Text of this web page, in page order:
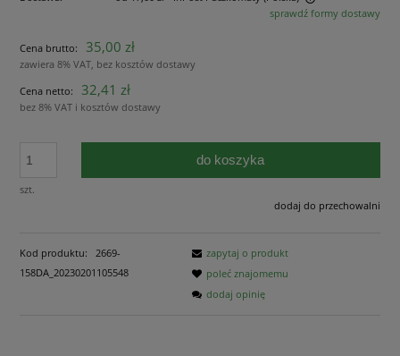
Cena nie zawiera ewentualnych kosztów płatnościsprawdź formy dostawy
Cena brutto: 35,00 zł
zawiera 8% VAT, bez kosztów dostawy
Cena netto:
32,41 zł
bez 8% VAT i kosztów dostawy
szt.
do koszyka
dodaj do przechowalni
Kod produktu:
2669-
158DA_20230201105548
zapytaj o produkt
poleć znajomemu
dodaj opinię